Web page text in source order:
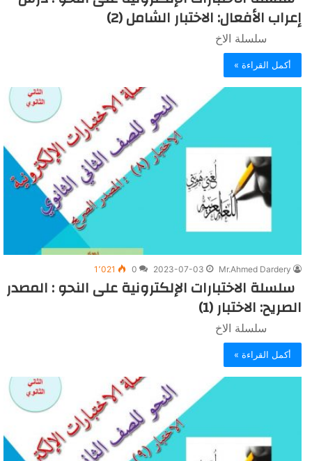
إعراب الأفعال: الاختبار الشامل (2)
سلسلة الاخ
أكمل القراءة »
Mr.Ahmed Dardery
2023-07-03
0 1٬021
سلسلة الاختبارات الإلكترونية على النحو : المصدر
الصريح: الاختبار (1)
سلسلة الاخ
أكمل القراءة »